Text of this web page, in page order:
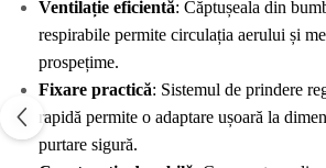
Ventilație eficientă: Căptușeala din
respirabile permite circulația aerului și
prospețime.
Fixare practică: Sistemul de prindere
rapidă permite o adaptare ușoară la
purtare sigură.